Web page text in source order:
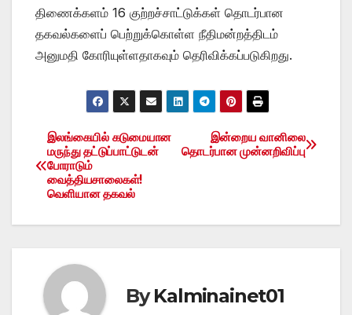
திணைக்களம் 16 குற்றச்சாட்டுக்கள் தொடர்பான
தகவல்களைப் பெற்றுக்கொள்ள நீதிமன்றத்திடம்
அனுமதி கோரியுள்ளதாகவும் தெரிவிக்கப்படுகிறது.
Post
navigation
இன்றைய வானிலை
தொடர்பான முன்னறிவிப்பு
இலங்கையில் கடுமையான
மருந்து தட்டுப்பாட்டுடன்
போராடும்
வைத்தியசாலைகள்!
வெளியான தகவல்
ByKalminainet01